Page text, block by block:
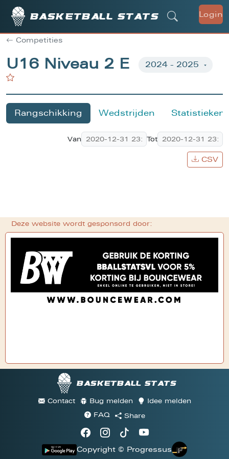
Basketball stats Login
Competities
U16 Niveau 2 E
Rangschikking Wedstrijden Statistieken
Van Tot
CSV
Deze website wordt gesponsord door:
Basketball stats
Contact Bug melden
Idee melden
FAQ
Share
Copyright © Progressus